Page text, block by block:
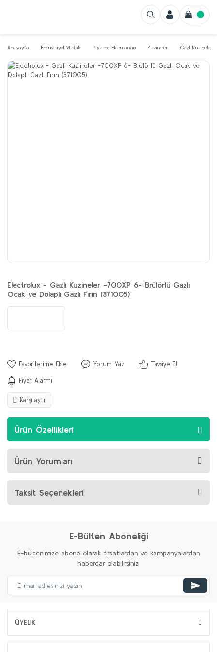
Anasayfa Endüstriyel Mutfak Pişirme Ekipmanları Kuzineler Gazlı Kuzineler
Electrolux - Gazlı Kuzineler -700XP 6- Brülörlü Gazlı
Ocak ve Dolaplı Gazlı Fırın (371005)
Yorum Yaz Tavsiye Et
Fiyat Alarmı
Karşılaştır
Ürün Özellikleri
Ürün Yorumları
Taksit Seçenekleri
E-Bülten Aboneliği
E-bültenimize abone olarak fırsatlardan ve kampanyalardan
haberdar olabilirsiniz.
ÜYELİK